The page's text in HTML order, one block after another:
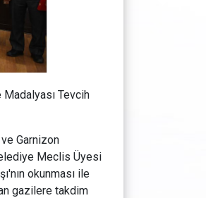
Madalyası Tevcih
Garnizon
Meclis Üyesi
okunması ile
gazilere takdim